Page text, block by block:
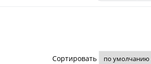
Сортировать